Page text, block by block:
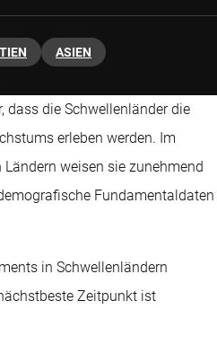
ASIEN
dass die Schwellenländer die
erleben werden. Im
weisen sie zunehmend
Fundamentaldaten
in Schwellenländern
Zeitpunkt ist